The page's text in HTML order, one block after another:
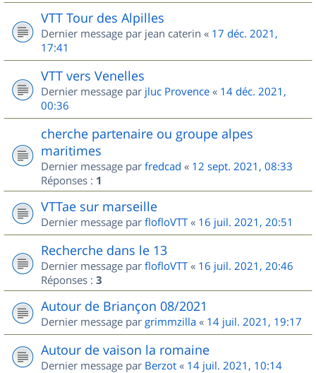
VTT Tour des Alpilles
Dernier message par jean caterin « 17 déc. 2021,
17:41
VTT vers Venelles
Dernier message par jluc Provence « 14 déc. 2021,
00:36
cherche partenaire ou groupe alpes
maritimes
Dernier message par fredcad « 12 sept. 2021, 08:33
Réponses : 1
VTTae sur marseille
Dernier message par flofloVTT« 16 juil. 2021, 20:51
Recherche dans le 13
Dernier message par flofloVTT« 16 juil. 2021, 20:46
Réponses : 3
Autour de Briançon 08/2021
Dernier message par grimmzilla « 14 juil. 2021, 19:17
Autour de vaison la romaine
Dernier message par Berzot « 14 juil. 2021, 10:14